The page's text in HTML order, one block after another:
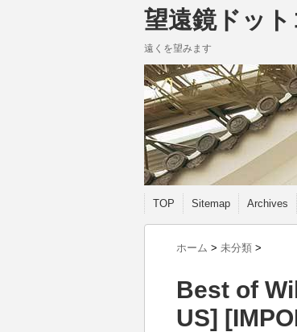
望遠鏡ドット
遠くを望みます
TOP Sitemap Archives
ホーム > 未分類 >
Best of
US]